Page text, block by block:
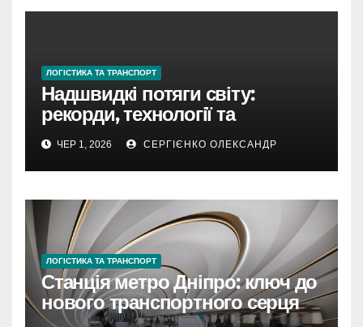
ЛОГІСТИКА ТА ТРАНСПОРТ
Надшвидкі потяги світу:
рекорди, технології та
подорожі майбутнього
ЧЕР 1, 2026 СЕРГІЄНКО ОЛЕКСАНДР
ЛОГІСТИКА ТА ТРАНСПОРТ
Станція метро Дніпро: ключ до
нового транспортного серця